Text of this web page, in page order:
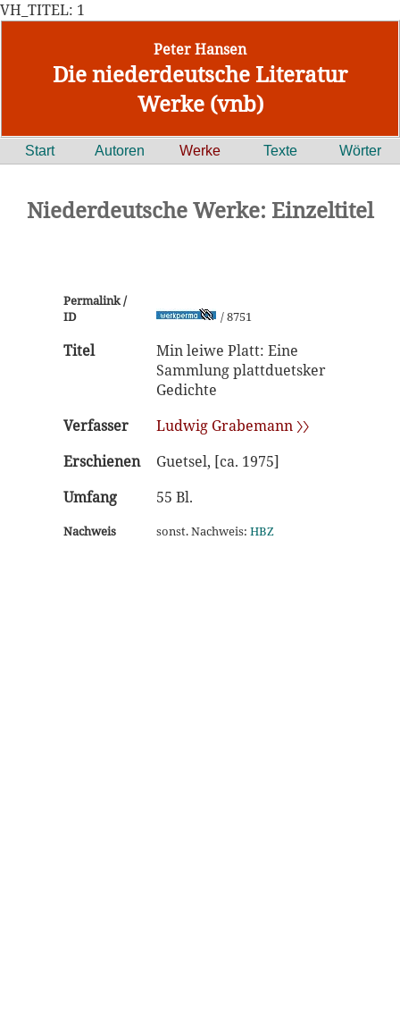
VH_TITEL: 1
Peter Hansen
Die niederdeutsche Literatur
Werke (vnb)
Start Autoren Werke Texte Wörter
Niederdeutsche Werke: Einzeltitel
Permalink /
ID
/ 8751
Titel
Min leiwe Platt: Eine
Sammlung plattduetsker
Gedichte
Verfasser
Ludwig Grabemann 〉〉
Erschienen
Guetsel, [ca. 1975]
Umfang
55 Bl.
Nachweis sonst. Nachweis: HBZ